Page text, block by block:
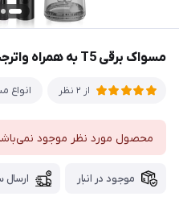
مسواک برقی T5 به همراه واترجت F6 پمپ کمبو
از 2 نظر انواع
محصول مورد نظر موجود
موجود در انبار ارسال